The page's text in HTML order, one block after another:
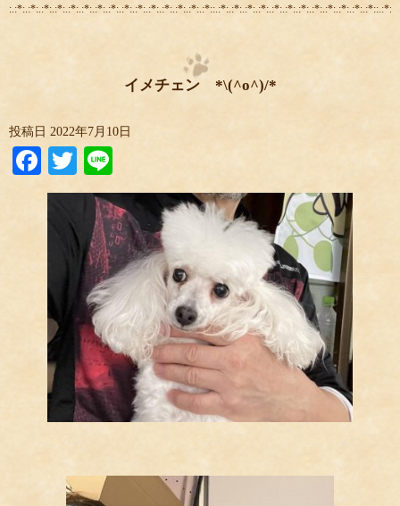
:.:*:.:*:.:*:.:*:.:*:.:*:.:*:.:*:.:*:.:*:.:*:.:*:.:*:.:*:.:*::.:*:.:*:.:*:.:*:.:*:.:*:.:*:.:*:.:*:.:*:.:*:.:*::.:*:.:
イメチェン *\(^o^)/*
投稿日 2022年7月10日
Facebook
Twitter